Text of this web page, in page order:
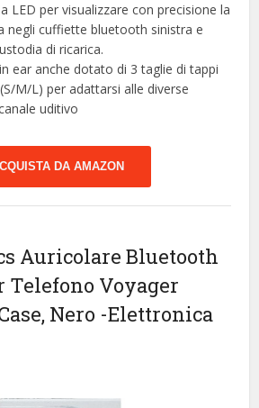
LED per visualizzare con precisione la
negli cuffiette bluetooth sinistra e
di ricarica.
ear anche dotato di 3 taglie di tappi
M/L) per adattarsi alle diverse
uditivo
DA AMAZON
Auricolare Bluetooth
Telefono Voyager
Nero -Elettronica